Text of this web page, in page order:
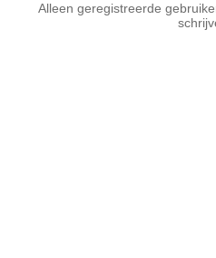
Alleen geregistreerde